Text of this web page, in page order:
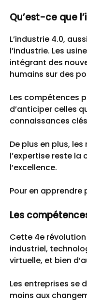
Qu’est-ce que
L’industrie 4.0,
l’industrie. Les
intégrant des
humains sur des
Les compétences
d’anticiper celles
connaissances
De plus en plus,
l’expertise reste la
l’excellence.
Pour en apprendre
Les
Cette 4e
industriel,
virtuelle, et bien
Les entreprises se
moins aux